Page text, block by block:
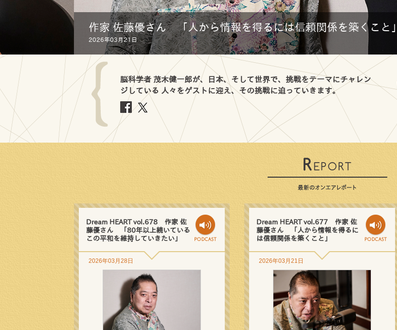
作家 佐藤優さん 「人から情報を得るには信頼関係を築くこと」
2026年03月21日
脳科学者 茂木健一郎が、日本、そして世界で、挑戦をテーマにチャレン
ジしている 人々をゲストに迎え、その挑戦に迫っていきます。
Dream HEART vol.678 作家 佐
藤優さん 「80年以上続いている
この平和を維持していきたい」
2026年03月28日
Dream HEART vol.677 作家 佐
藤優さん 「人から情報を得るに
は信頼関係を築くこと」
2026年03月21日